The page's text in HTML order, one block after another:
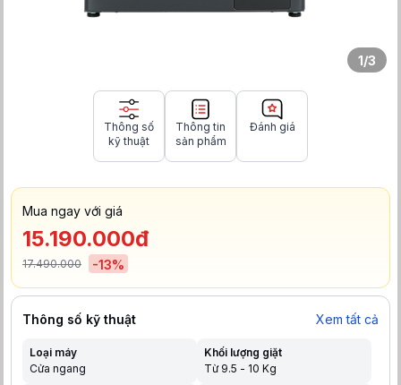
1/3
Thông số
kỹ thuật
Thông tin
sản phẩm
Đánh giá
Mua ngay với giá
15.190.000đ
17.490.000 -13%
Thông số kỹ thuật Xem tất cả
Loại máy
Cửa ngang
Khối lượng giặt
Từ 9.5 - 10 Kg